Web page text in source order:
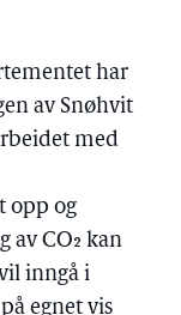
har
av Snøhvit
med
opp og
av CO₂ kan
inngå i
egnet vis